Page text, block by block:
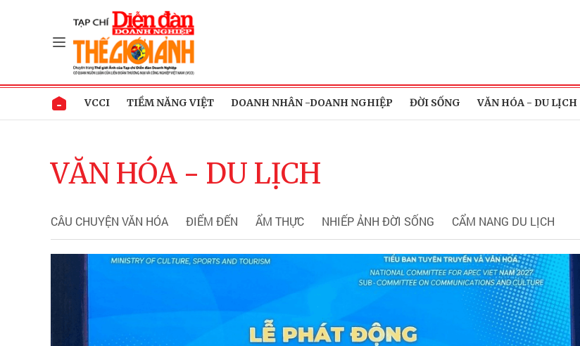
VCCI TIỀM NĂNG VIỆT DOANH NHÂN -DOANH NGHIỆP ĐỜI SỐNG VĂN HÓA - DU LỊCH
VĂN HÓA - DU LỊCH
CÂU CHUYỆN VĂN HÓA ĐIỂM ĐẾN ẨM THỰC NHIẾP ẢNH ĐỜI SỐNG CẨM NANG DU LỊCH